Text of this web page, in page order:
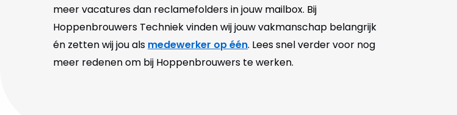
meer vacatures dan reclamefolders in jouw mailbox. Bij
Hoppenbrouwers Techniek vinden wij jouw vakmanschap belangrijk
én zetten wij jou als medewerker op één. Lees snel verder voor nog
meer redenen om bij Hoppenbrouwers te werken.